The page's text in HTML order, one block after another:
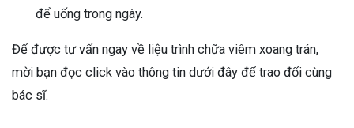
để uống trong ngày.
Để được tư vấn ngay về liệu trình chữa viêm xoang trán,
mời bạn đọc click vào thông tin dưới đây để trao đổi cùng
bác sĩ.